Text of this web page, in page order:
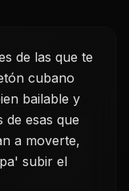
de las que te
cubano
bailable y
de esas que
a moverte,
subir el